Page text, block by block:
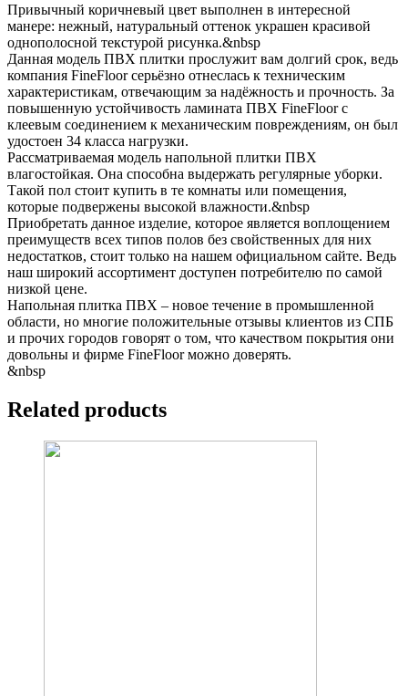
Привычный коричневый цвет выполнен в интересной
манере: нежный, натуральный оттенок украшен красивой
однополосной текстурой рисунка.&nbsp
Данная модель ПВХ плитки прослужит вам долгий срок, ведь
компания FineFloor серьёзно отнеслась к техническим
характеристикам, отвечающим за надёжность и прочность. За
повышенную устойчивость ламината ПВХ FineFloor с
клеевым соединением к механическим повреждениям, он был
удостоен 34 класса нагрузки.
Рассматриваемая модель напольной плитки ПВХ
влагостойкая. Она способна выдержать регулярные уборки.
Такой пол стоит купить в те комнаты или помещения,
которые подвержены высокой влажности.&nbsp
Приобретать данное изделие, которое является воплощением
преимуществ всех типов полов без свойственных для них
недостатков, стоит только на нашем официальном сайте. Ведь
наш широкий ассортимент доступен потребителю по самой
низкой цене.
Напольная плитка ПВХ – новое течение в промышленной
области, но многие положительные отзывы клиентов из СПБ
и прочих городов говорят о том, что качеством покрытия они
довольны и фирме FineFloor можно доверять.
&nbsp
Related products